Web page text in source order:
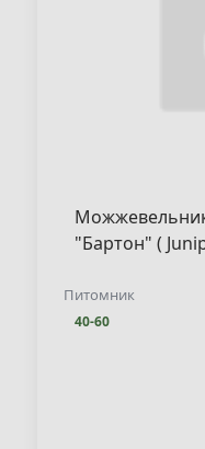
"Бартон" (
Питомник
40-60